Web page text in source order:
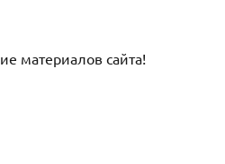
материалов сайта!